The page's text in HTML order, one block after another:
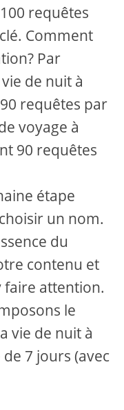
requêtes
Comment
Par
de nuit à
requêtes par
voyage à
90 requêtes
étape
un nom.
du
contenu et
faire attention.
le
vie de nuit à
7 jours (avec